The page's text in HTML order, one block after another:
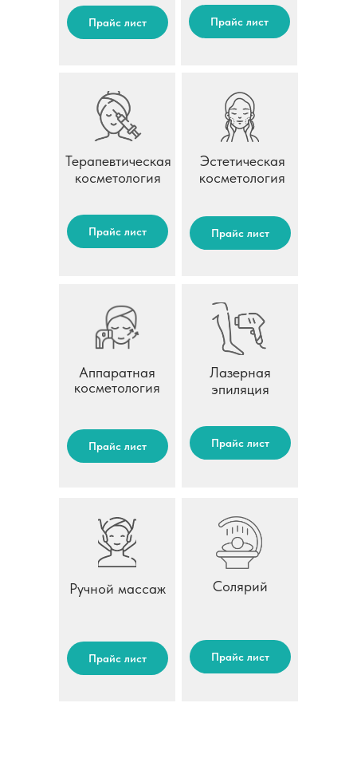
Эстетическая
косметология
Прайс лист
Ручной массаж
Прайс лист
Прайс лист Прайс лист
Аппаратная
косметология
Прайс лист
Лазерная
эпиляция
Прайс лист
Терапевтическая
косметология
Прайс лист
Прайс лист
Солярий